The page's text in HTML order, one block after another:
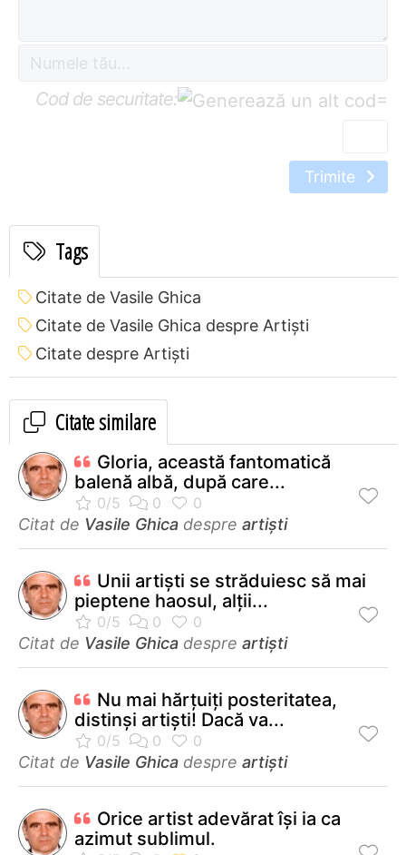
Cod de securitate: =
Trimite
Tags
Citate de Vasile Ghica
Citate de Vasile Ghica despre Artiști
Citate despre Artiști
Citate similare
Gloria, această fantomatică
balenă albă, după care...
Citat de Vasile Ghica despre artiști
Unii artişti se străduiesc să mai
pieptene haosul, alţii...
Citat de Vasile Ghica despre artiști
Nu mai hărţuiţi posteritatea,
distinşi artişti! Dacă va...
Citat de Vasile Ghica despre artiști
Orice artist adevărat îşi ia ca
azimut sublimul.